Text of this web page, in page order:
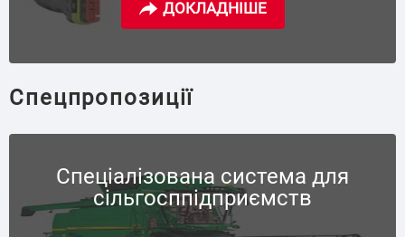
Спецпропозиції
Спеціалізована система для
сільгосппідприємств